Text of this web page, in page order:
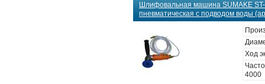
Шлифовальная машина SUMAKE
пневматическая с подводом воды
Ход
4000